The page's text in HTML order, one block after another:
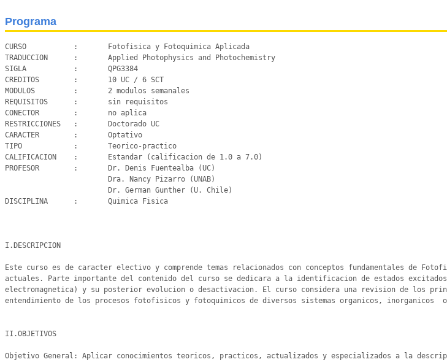
Programa
CURSO		:	Fotofisica y Fotoquimica Aplicada
TRADUCCION	:	Applied Photophysics and Photochemistry
SIGLA		:	QPG3384
CREDITOS	:	10 UC / 6 SCT
MODULOS		:	2 modulos semanales
REQUISITOS	:	sin requisitos
CONECTOR	: 	no aplica
RESTRICCIONES	:	Doctorado UC
CARACTER	:	Optativo
TIPO		:	Teorico-practico
CALIFICACION	:	Estandar (calificacion de 1.0 a 7.0)
PROFESOR	:	Dr. Denis Fuentealba (UC)
DISCIPLINA	:	Quimica Fisica
I.DESCRIPCION
Este curso es de caracter electivo y comprende temas relacionados con conceptos fundamentales de
actuales. Parte importante del contenido del curso se dedicara a la identificacion de estados
electromagnetica) y su posterior evolucion o desactivacion. El curso considera una revision de los
entendimiento de los procesos fotofisicos y fotoquimicos de diversos sistemas organicos, inorganicos
II.OBJETIVOS
Objetivo General: Aplicar conocimientos teoricos, practicos, actualizados y especializados a la